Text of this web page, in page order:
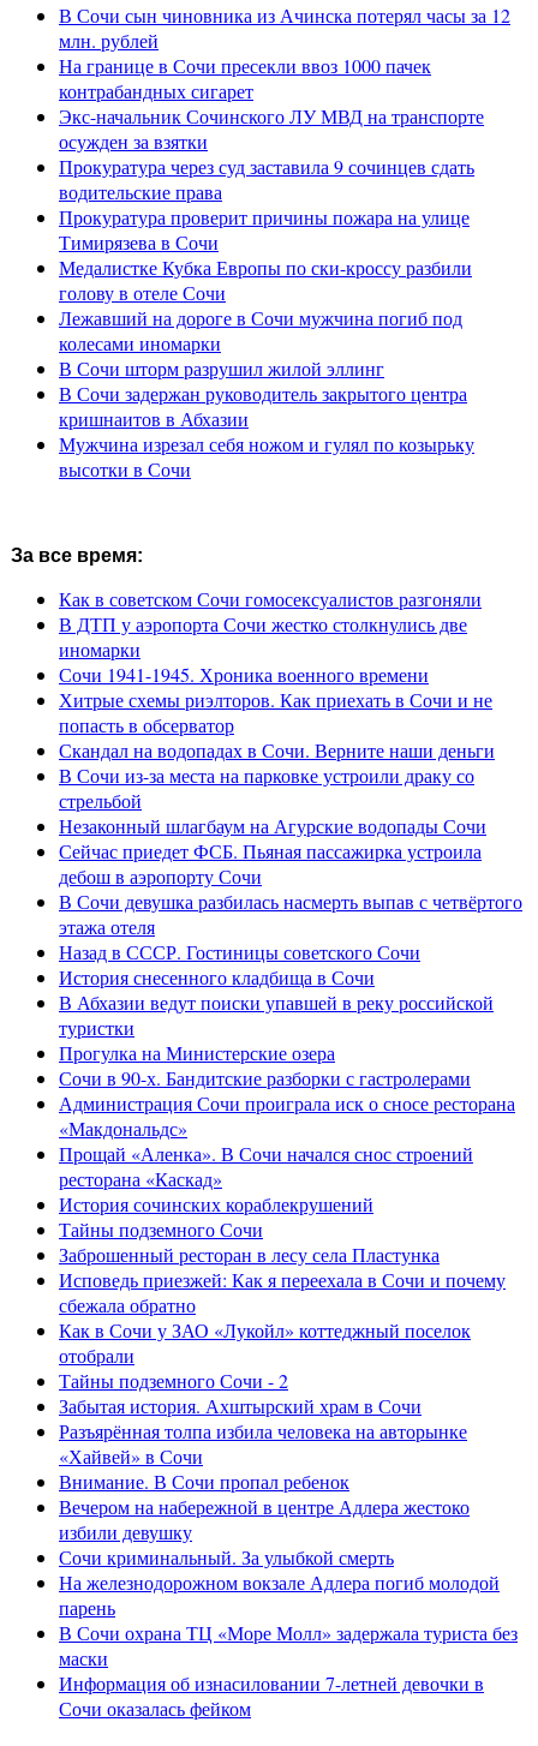
В Сочи сын чиновника из Ачинска потерял часы за 12
млн. рублей
На границе в Сочи пресекли ввоз 1000 пачек
контрабандных сигарет
Экс-начальник Сочинского ЛУ МВД на транспорте
осужден за взятки
Прокуратура через суд заставила 9 сочинцев сдать
водительские права
Прокуратура проверит причины пожара на улице
Тимирязева в Сочи
Медалистке Кубка Европы по ски-кроссу разбили
голову в отеле Сочи
Лежавший на дороге в Сочи мужчина погиб под
колесами иномарки
В Сочи шторм разрушил жилой эллинг
В Сочи задержан руководитель закрытого центра
кришнаитов в Абхазии
Мужчина изрезал себя ножом и гулял по козырьку
высотки в Сочи
За все время:
Как в советском Сочи гомосексуалистов разгоняли
В ДТП у аэропорта Сочи жестко столкнулись две
иномарки
Сочи 1941-1945. Хроника военного времени
Хитрые схемы риэлторов. Как приехать в Сочи и не
попасть в обсерватор
Скандал на водопадах в Сочи. Верните наши деньги
В Сочи из-за места на парковке устроили драку со
стрельбой
Незаконный шлагбаум на Агурские водопады Сочи
Сейчас приедет ФСБ. Пьяная пассажирка устроила
дебош в аэропорту Сочи
В Сочи девушка разбилась насмерть выпав с четвёртого
этажа отеля
Назад в СССР. Гостиницы советского Сочи
История снесенного кладбища в Сочи
В Абхазии ведут поиски упавшей в реку российской
туристки
Прогулка на Министерские озера
Сочи в 90-х. Бандитские разборки с гастролерами
Администрация Сочи проиграла иск о сносе ресторана
«Макдональдс»
Прощай «Аленка». В Сочи начался снос строений
ресторана «Каскад»
История сочинских кораблекрушений
Тайны подземного Сочи
Заброшенный ресторан в лесу села Пластунка
Исповедь приезжей: Как я переехала в Сочи и почему
сбежала обратно
Как в Сочи у ЗАО «Лукойл» коттеджный поселок
отобрали
Тайны подземного Сочи - 2
Забытая история. Ахштырский храм в Сочи
Разъярённая толпа избила человека на авторынке
«Хайвей» в Сочи
Внимание. В Сочи пропал ребенок
Вечером на набережной в центре Адлера жестоко
избили девушку
Сочи криминальный. За улыбкой смерть
На железнодорожном вокзале Адлера погиб молодой
парень
В Сочи охрана ТЦ «Море Молл» задержала туриста без
маски
Информация об изнасиловании 7-летней девочки в
Сочи оказалась фейком